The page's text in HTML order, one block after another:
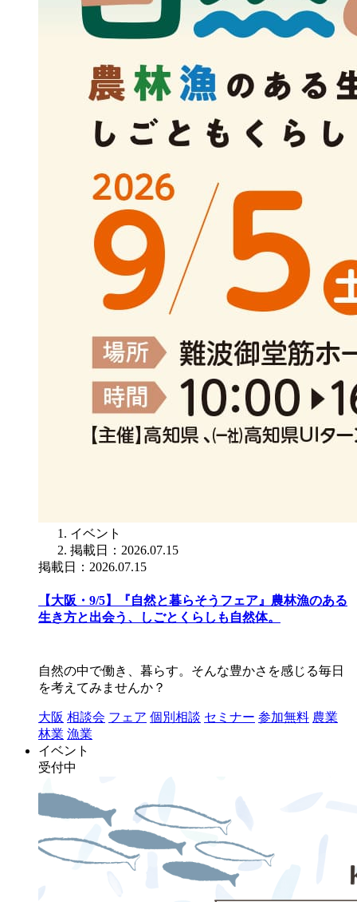
イベント
掲載日：2026.07.15
掲載日：2026.07.15
【大阪・9/5】『自然と暮らそうフェア』農林漁のある
生き方と出会う、しごとくらしも自然体。
自然の中で働き、暮らす。そんな豊かさを感じる毎日
を考えてみませんか？
大阪 相談会 フェア 個別相談 セミナー 参加無料 農業
林業 漁業
イベント
受付中